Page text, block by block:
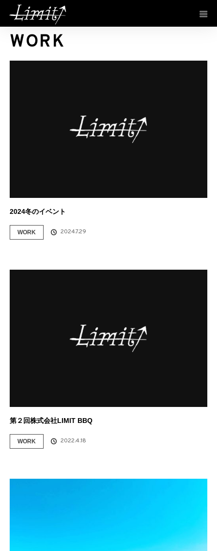
ホーム
ブログ
WORK
WORK
2024冬のイベント
WORK 2024.7.29
第２回株式会社LIMIT BBQ
WORK 2022.4.18